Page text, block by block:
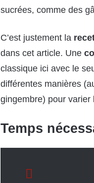
sucrées, comme des
C’est justement la
dans cet article. Une
classique ici avec le
différentes manières
gingembre) pour varier
Temps